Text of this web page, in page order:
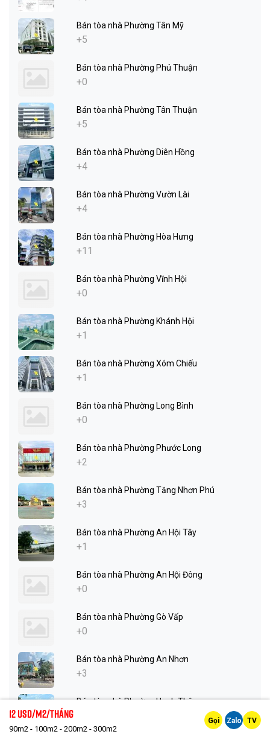
Bán tòa nhà Phường Tân Mỹ
+5
Bán tòa nhà Phường Phú Thuận
+0
Bán tòa nhà Phường Tân Thuận
+5
Bán tòa nhà Phường Diên Hồng
+4
Bán tòa nhà Phường Vườn Lài
+4
Bán tòa nhà Phường Hòa Hưng
+11
Bán tòa nhà Phường Vĩnh Hội
+0
Bán tòa nhà Phường Khánh Hội
+1
Bán tòa nhà Phường Xóm Chiếu
+1
Bán tòa nhà Phường Long Bình
+0
Bán tòa nhà Phường Phước Long
+2
Bán tòa nhà Phường Tăng Nhơn Phú
+3
Bán tòa nhà Phường An Hội Tây
+1
Bán tòa nhà Phường An Hội Đông
+0
Bán tòa nhà Phường Gò Vấp
+0
Bán tòa nhà Phường An Nhơn
+3
Bán tòa nhà Phường Hạnh Thông
12 Usd/m2/tháng
90m2 - 100m2 - 200m2 - 300m2
Gọi Zalo TV